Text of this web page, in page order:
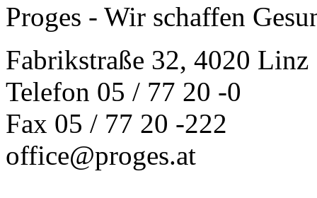
Proges - Wir schaffen
Fabrikstraße 32, 4020 Linz
Telefon 05 / 77 20 -0
Fax 05 / 77 20 -222
office@proges.at